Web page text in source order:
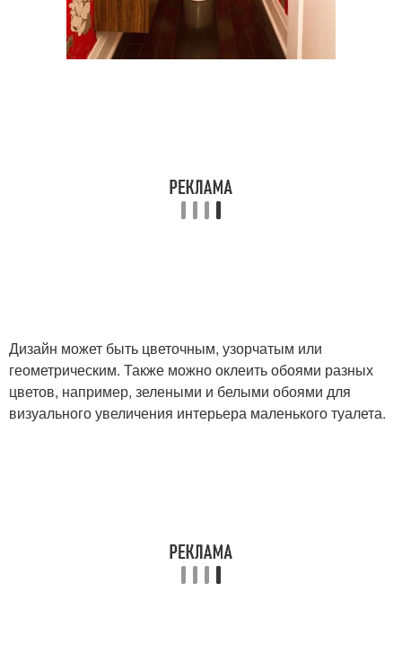
Дизайн может быть цветочным, узорчатым или
геометрическим. Также можно оклеить обоями разных
цветов, например, зелеными и белыми обоями для
визуального увеличения интерьера маленького туалета.